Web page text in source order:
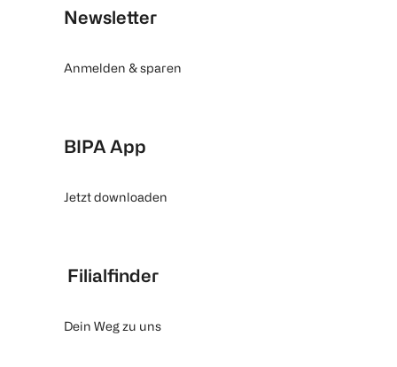
Newsletter
Anmelden & sparen
BIPA App
Jetzt downloaden
Filialfinder
Dein Weg zu uns